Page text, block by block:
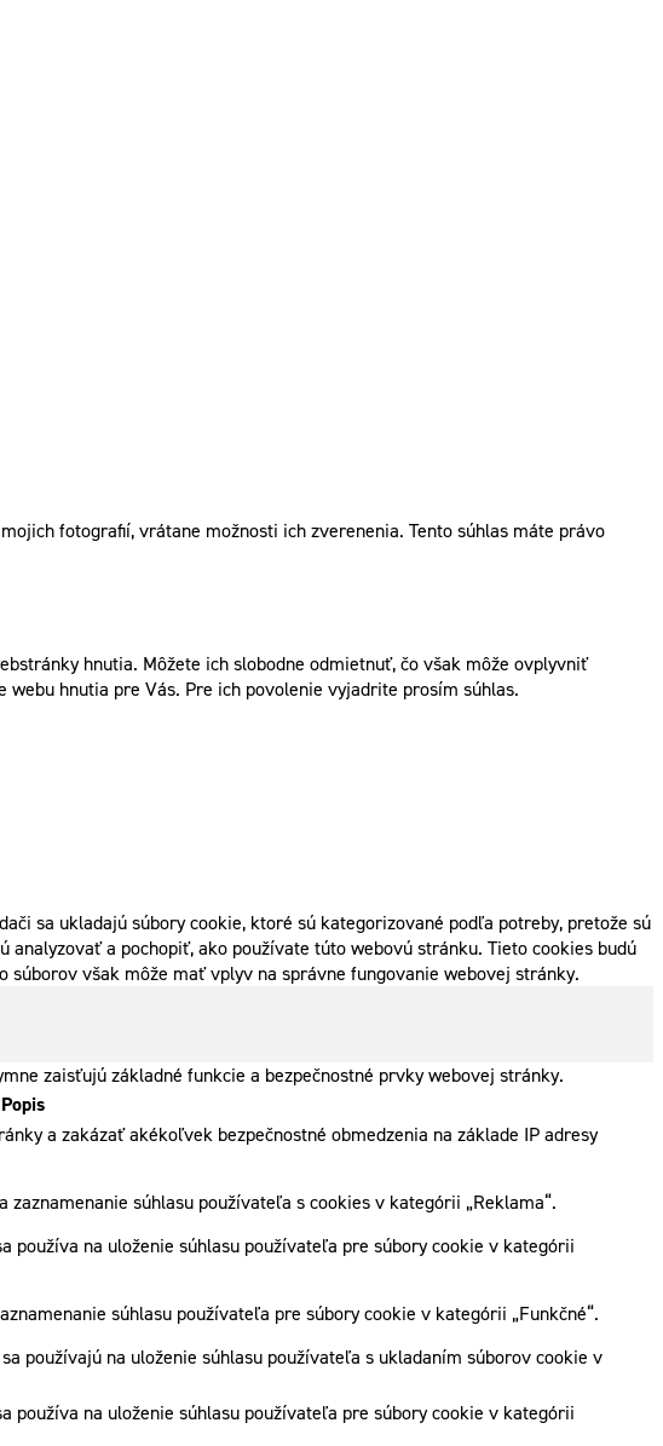
fotografií, vrátane možnosti ich zverenenia. Tento súhlas máte právo
hnutia. Môžete ich slobodne odmietnuť, čo však môže ovplyvniť
hnutia pre Vás. Pre ich povolenie vyjadrite prosím súhlas.
sa ukladajú súbory cookie, ktoré sú kategorizované podľa potreby, pretože sú
a pochopiť, ako používate túto webovú stránku. Tieto cookies budú
však môže mať vplyv na správne fungovanie webovej stránky.
zaisťujú základné funkcie a bezpečnostné prvky webovej stránky.
Popis
a zakázať akékoľvek bezpečnostné obmedzenia na základe IP adresy
zaznamenanie súhlasu používateľa s cookies v kategórii „Reklama“.
používa na uloženie súhlasu používateľa pre súbory cookie v kategórii
súhlasu používateľa pre súbory cookie v kategórii „Funkčné“.
používajú na uloženie súhlasu používateľa s ukladaním súborov cookie v
používa na uloženie súhlasu používateľa pre súbory cookie v kategórii